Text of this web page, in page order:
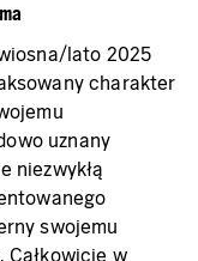
lato 2025
charakter
uznany
niezwykłą
swojemu
Całkowicie w